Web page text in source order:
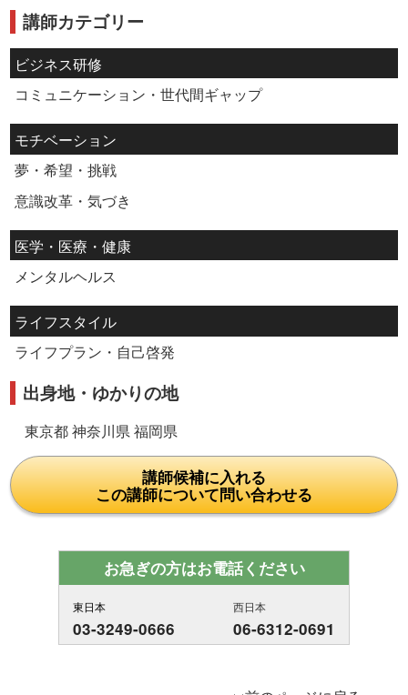
講師カテゴリー
ビジネス研修
コミュニケーション・世代間ギャップ
モチベーション
夢・希望・挑戦
意識改革・気づき
医学・医療・健康
メンタルヘルス
ライフスタイル
ライフプラン・自己啓発
出身地・ゆかりの地
東京都 神奈川県 福岡県
講師候補に入れる
この講師について問い合わせる
お急ぎの方はお電話ください
東日本
03-3249-0666
西日本
06-6312-0691